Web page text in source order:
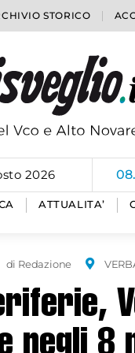
STORICO
2026
ATTUALITA’
di Redazione